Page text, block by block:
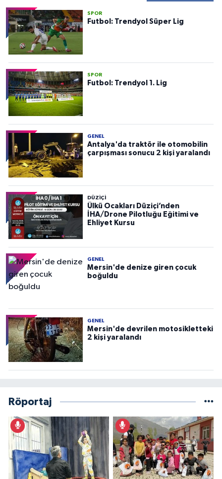
SPOR
Futbol: Trendyol Süper Lig
SPOR
Futbol: Trendyol 1. Lig
GENEL
Antalya'da traktör ile otomobilin
çarpışması sonucu 2 kişi yaralandı
DÜZIÇI
Ülkü Ocakları Düziçi’nden
İHA/Drone Pilotluğu Eğitimi ve
Ehliyet Kursu
GENEL
Mersin'de denize giren çocuk
boğuldu
GENEL
Mersin'de devrilen motosikletteki
2 kişi yaralandı
Röportaj